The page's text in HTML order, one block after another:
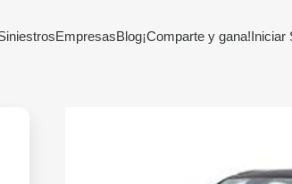
EmpresasBlog¡Comparte y gana!Iniciar